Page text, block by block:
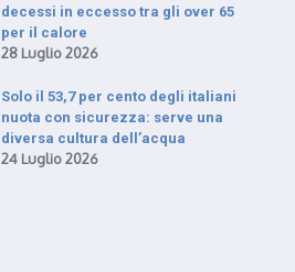
decessi in eccesso tra gli over 65
per il calore
28 Luglio 2026
Solo il 53,7 per cento degli italiani
nuota con sicurezza: serve una
diversa cultura dell’acqua
24 Luglio 2026